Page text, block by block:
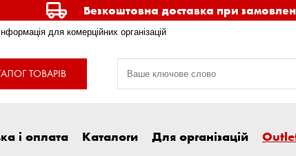
Безкоштовна доставка при
Інформація для комерційних організацій
ТОВАРІВ
і оплата Каталоги Для організацій